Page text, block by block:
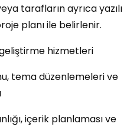
tarafların ayrıca yazılı
planı ile belirlenir.
geliştirme hizmetleri
tema düzenlemeleri ve
içerik planlaması ve